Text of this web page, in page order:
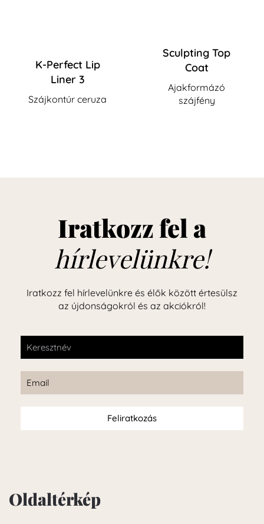
K-Perfect Lip
Liner 3
Szájkontúr ceruza
Sculpting Top
Coat
Ajakformázó
szájfény
Iratkozz fel a
hírlevelünkre!
Iratkozz fel hírlevelünkre és élők között értesülsz
az újdonságokról és az akciókról!
Feliratkozás
Oldaltérkép